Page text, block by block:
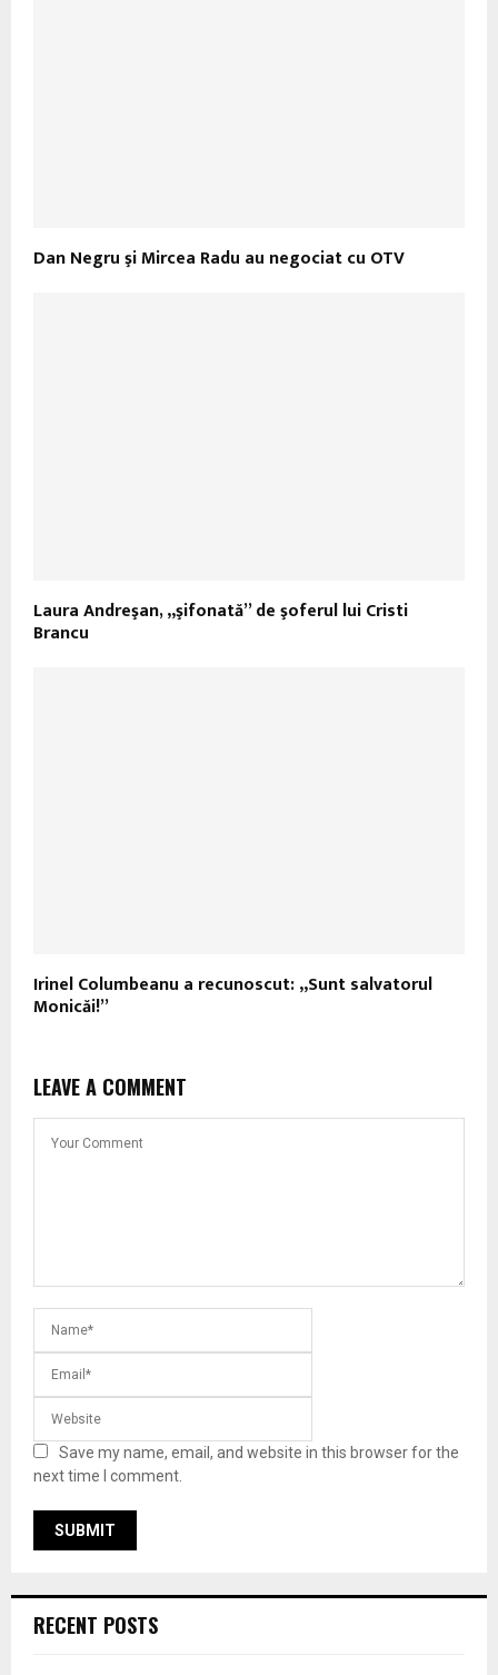
Dan Negru şi Mircea Radu au negociat cu OTV
Laura Andreşan, „şifonată” de şoferul lui Cristi
Brancu
Irinel Columbeanu a recunoscut: „Sunt salvatorul
Monicăi!”
LEAVE A COMMENT
Save my name, email, and website in this browser for the
next time I comment.
RECENT POSTS